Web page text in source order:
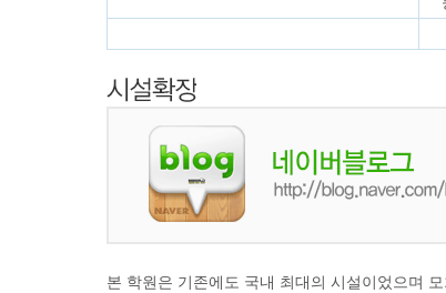
본 학원은 기존에도 국내 최대의 시설이었으며